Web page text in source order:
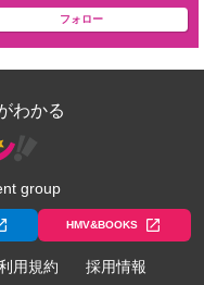
フォロー
わかる
group
HMV&BOOKS
用規約 採用情報